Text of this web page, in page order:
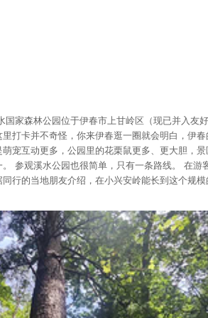
国家森林公园位于伊春市上甘岭区（现已并入友
打卡并不奇怪，你来伊春逛一圈就会明白，伊
宠互动更多，公园里的花栗鼠更多、更大胆，
参观溪水公园也很简单，只有一条路线。 在
行的当地朋友介绍，在小兴安岭能长到这个规
山顶有三层高的瞭望塔，名为观涛塔，可以免费
刻楞的房屋，还有鼓楼一处，可免费击鼓祈福。
可以略过，继续下行，两三分钟就可看到溪水公
沿溪而行，步行前往景区出口。 这是正常的参
花栗鼠是最多的，参观的朋友们可以多带些花生